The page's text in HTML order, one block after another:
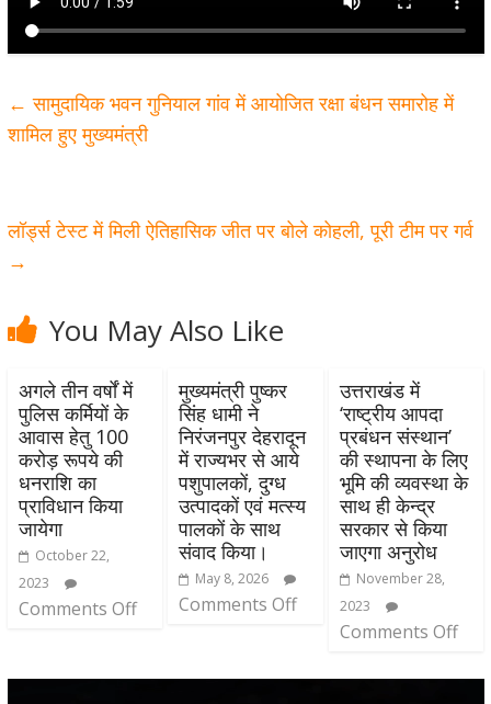
← सामुदायिक भवन गुनियाल गांव में आयोजित रक्षा बंधन समारोह में
शामिल हुए मुख्यमंत्री
लॉर्ड्स टेस्ट में मिली ऐतिहासिक जीत पर बोले कोहली, पूरी टीम पर गर्व
→
You May Also Like
अगले तीन वर्षों में
पुलिस कर्मियों के
आवास हेतु 100
करोड़ रूपये की
धनराशि का
प्राविधान किया
जायेगा
October 22,
2023
Comments Off
मुख्यमंत्री पुष्कर
सिंह धामी ने
निरंजनपुर देहरादून
में राज्यभर से आये
पशुपालकों, दुग्ध
उत्पादकों एवं मत्स्य
पालकों के साथ
संवाद किया।
May 8, 2026
Comments Off
उत्तराखंड में
‘राष्ट्रीय आपदा
प्रबंधन संस्थान’
की स्थापना के लिए
भूमि की व्यवस्था के
साथ ही केन्द्र
सरकार से किया
जाएगा अनुरोध
November 28,
2023
Comments Off